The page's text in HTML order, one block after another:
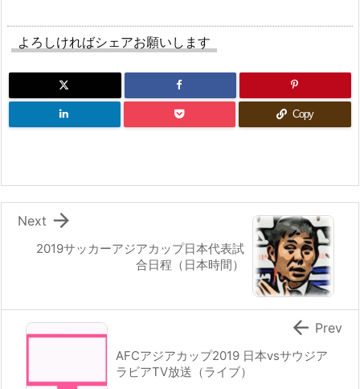
よろしければシェアお願いします
Copy
2019サッカーアジアカップ日本代表試
合日程（日本時間）

Next
AFCアジアカップ2019 日本vsサウジア
ラビアTV放送（ライブ）
 Prev